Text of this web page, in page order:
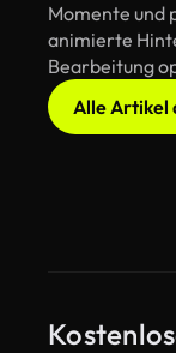
Momente und
animierte
Bearbeitung
Alle Artikel